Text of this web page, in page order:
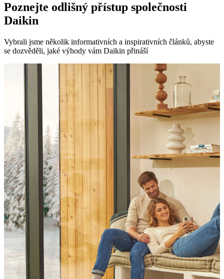
Poznejte odlišný přístup společnosti
Daikin
Vybrali jsme několik informativních a inspirativních článků, abyste
se dozvěděli, jaké výhody vám Daikin přináší